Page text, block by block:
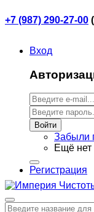
+7 (987) 290-27-00 (
Вход
Войти
Забыли
Ещё нет
Регистрация